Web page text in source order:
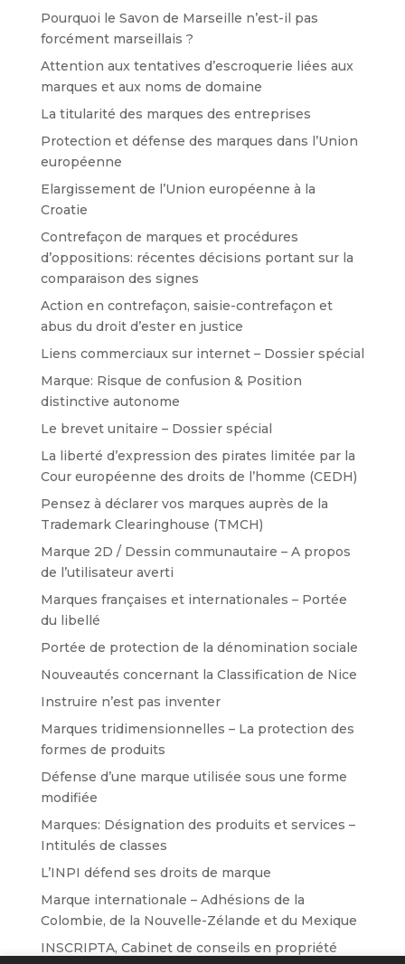
Pourquoi le Savon de Marseille n’est-il pas
forcément marseillais ?
Attention aux tentatives d’escroquerie liées aux
marques et aux noms de domaine
La titularité des marques des entreprises
Protection et défense des marques dans l’Union
européenne
Elargissement de l’Union européenne à la
Croatie
Contrefaçon de marques et procédures
d’oppositions: récentes décisions portant sur la
comparaison des signes
Action en contrefaçon, saisie-contrefaçon et
abus du droit d’ester en justice
Liens commerciaux sur internet – Dossier spécial
Marque: Risque de confusion & Position
distinctive autonome
Le brevet unitaire – Dossier spécial
La liberté d’expression des pirates limitée par la
Cour européenne des droits de l’homme (CEDH)
Pensez à déclarer vos marques auprès de la
Trademark Clearinghouse (TMCH)
Marque 2D / Dessin communautaire – A propos
de l’utilisateur averti
Marques françaises et internationales – Portée
du libellé
Portée de protection de la dénomination sociale
Nouveautés concernant la Classification de Nice
Instruire n’est pas inventer
Marques tridimensionnelles – La protection des
formes de produits
Défense d’une marque utilisée sous une forme
modifiée
Marques: Désignation des produits et services –
Intitulés de classes
L’INPI défend ses droits de marque
Marque internationale – Adhésions de la
Colombie, de la Nouvelle-Zélande et du Mexique
INSCRIPTA, Cabinet de conseils en propriété